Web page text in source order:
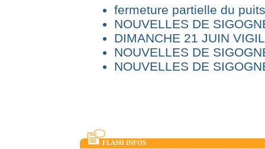
fermeture partielle du
NOUVELLES DE
DIMANCHE 21 JUIN
NOUVELLES DE
NOUVELLES DE
FLASH INFOS